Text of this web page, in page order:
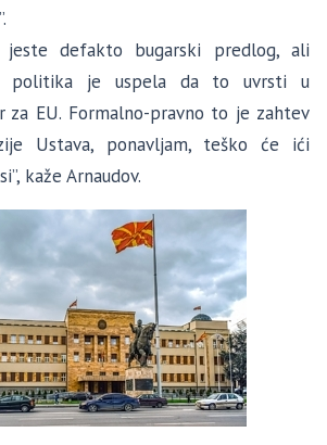
jeste defakto bugarski predlog, ali
politika je uspela da to uvrsti u
za EU. Formalno-pravno to je zahtev
Ustava, ponavljam, teško će ići
kaže Arnaudov.